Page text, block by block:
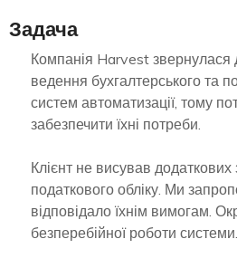
Задача
Компанія Harvest звернулася
ведення бухгалтерського та
систем автоматизації, тому
забезпечити їхні потреби.
Клієнт не висував додаткових
податкового обліку. Ми
відповідало їхнім вимогам.
безперебійної роботи системи.